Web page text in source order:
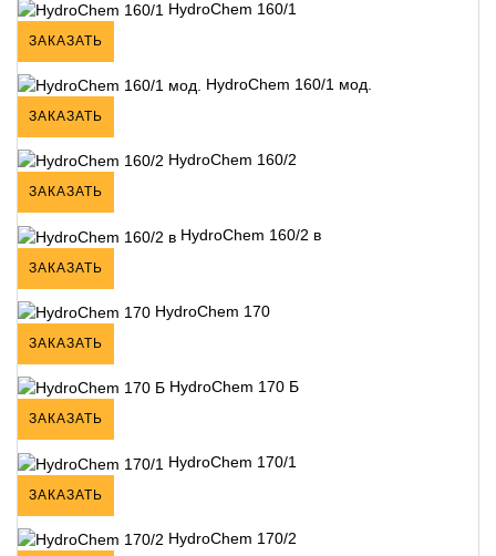
HydroChem 160/1
ЗАКАЗАТЬ
HydroChem 160/1 мод.
ЗАКАЗАТЬ
HydroChem 160/2
ЗАКАЗАТЬ
HydroChem 160/2 в
ЗАКАЗАТЬ
HydroChem 170
ЗАКАЗАТЬ
HydroChem 170 Б
ЗАКАЗАТЬ
HydroChem 170/1
ЗАКАЗАТЬ
HydroChem 170/2